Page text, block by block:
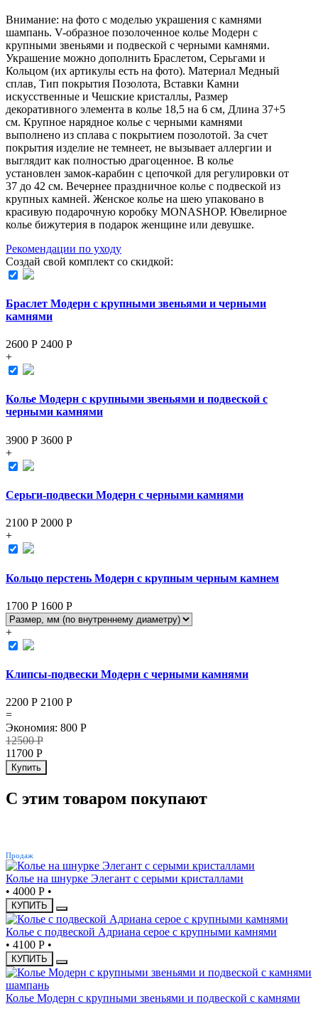
Внимание: на фото с моделью украшения с камнями
шампань. V-образное позолоченное колье Модерн с
крупными звеньями и подвеской с черными камнями.
Украшение можно дополнить Браслетом, Серьгами и
Кольцом (их aртикулы есть на фoто). Материал Медный
сплав, Тип покрытия Позолота, Вставки Камни
искусственные и Чешские кристаллы, Размер
декоративного элемента в колье 18,5 на 6 см, Длина 37+5
см. Крупное нарядное колье с черными камнями
выполнено из сплава с покрытием позолотой. За счет
покрытия изделие не темнеет, не вызывает аллергии и
выглядит как полностью драгоценное. В колье
установлен замок-карабин с цепочкой для регулировки от
37 до 42 см. Вечернее праздничное колье с подвеской из
крупных камней. Женское колье на шею упаковано в
красивую подарочную коробку MONASHOP. Ювелирное
колье бижутерия в подарок женщине или девушке.
Рекомендации по уходу
Создай свой комплект со скидкой:
Браслет Модерн с крупными звеньями и черными
камнями
2600 Р 2400 Р
+
Колье Модерн с крупными звеньями и подвеской с
черными камнями
3900 Р 3600 Р
+
Серьги-подвески Модерн с черными камнями
2100 Р 2000 Р
+
Кольцо перстень Модерн с крупным черным камнем
1700 Р 1600 Р
+
Клипсы-подвески Модерн с черными камнями
2200 Р 2100 Р
=
Экономия: 800 Р
12500Р
11700 Р
Купить
С этим товаром покупают
Продаж
Колье на шнурке Элегант с серыми кристаллами
• 4000 Р •
КУПИТЬ
Колье с подвеской Адриана серое с крупными камнями
• 4100 Р •
КУПИТЬ
Колье Модерн с крупными звеньями и подвеской с камнями